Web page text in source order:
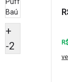
+
-2